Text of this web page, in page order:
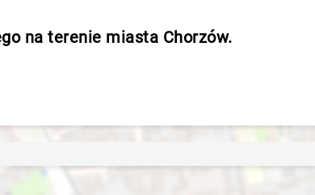
na terenie miasta Chorzów.